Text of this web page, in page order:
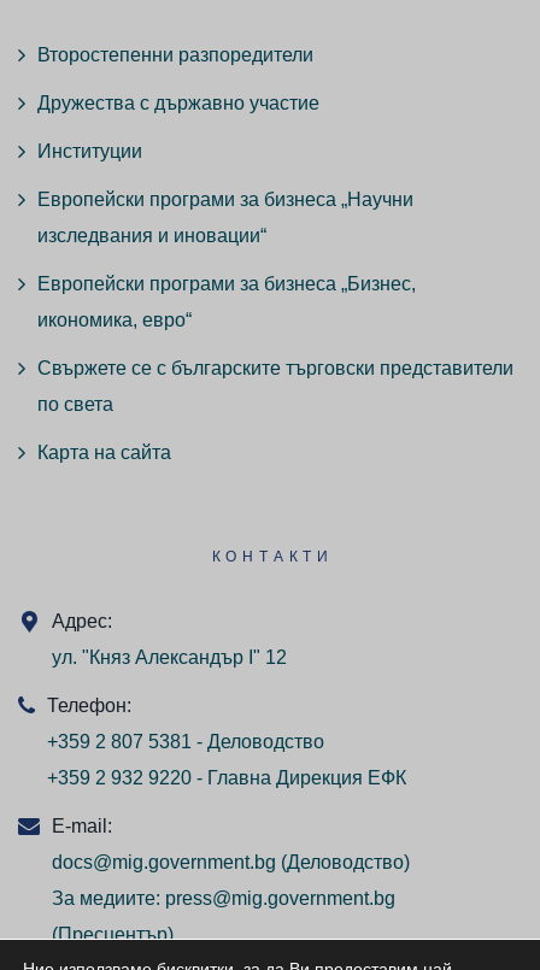
Второстепенни разпоредители
Дружества с държавно участие
Институции
Европейски програми за бизнеса „Научни
изследвания и иновации“
Европейски програми за бизнеса „Бизнес,
икономика, евро“
Свържете се с българските търговски представители
по света
Карта на сайта
КОНТАКТИ
Адрес:
ул. "Княз Александър I" 12
Телефон:
+359 2 807 5381 - Деловодство
+359 2 932 9220 - Главна Дирекция ЕФК
E-mail:
docs@mig.government.bg (Деловодство)
За медиите: press@mig.government.bg
(Пресцентър)